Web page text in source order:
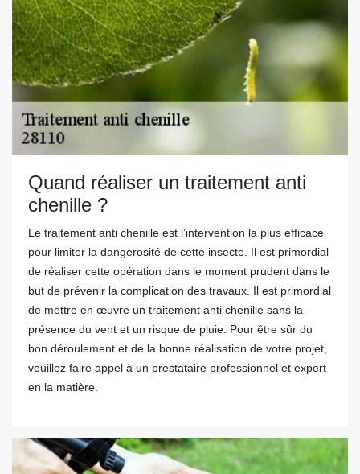
Quand réaliser un traitement anti
chenille ?
Le traitement anti chenille est l’intervention la plus efficace
pour limiter la dangerosité de cette insecte. Il est primordial
de réaliser cette opération dans le moment prudent dans le
but de prévenir la complication des travaux. Il est primordial
de mettre en œuvre un traitement anti chenille sans la
présence du vent et un risque de pluie. Pour être sûr du
bon déroulement et de la bonne réalisation de votre projet,
veuillez faire appel à un prestataire professionnel et expert
en la matière.